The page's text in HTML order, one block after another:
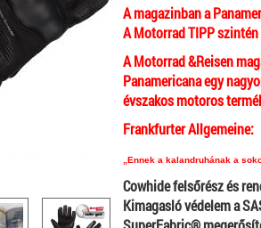
A magazinban a
A Motorrad TIPP
A Motorrad &Reisen
Panamericana egy
évszakos motoros
Frankfurter Allgemeine:
„Ennek a kalandruhának a
Cowhide felsőrész és
Kimagasló védelem a